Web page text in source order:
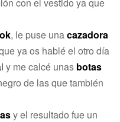
, le puse unacazadora
ya os hablé el otro día
y me calcé unas botas
de las que también
y el resultado fue un